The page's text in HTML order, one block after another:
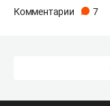
Комментарии 7